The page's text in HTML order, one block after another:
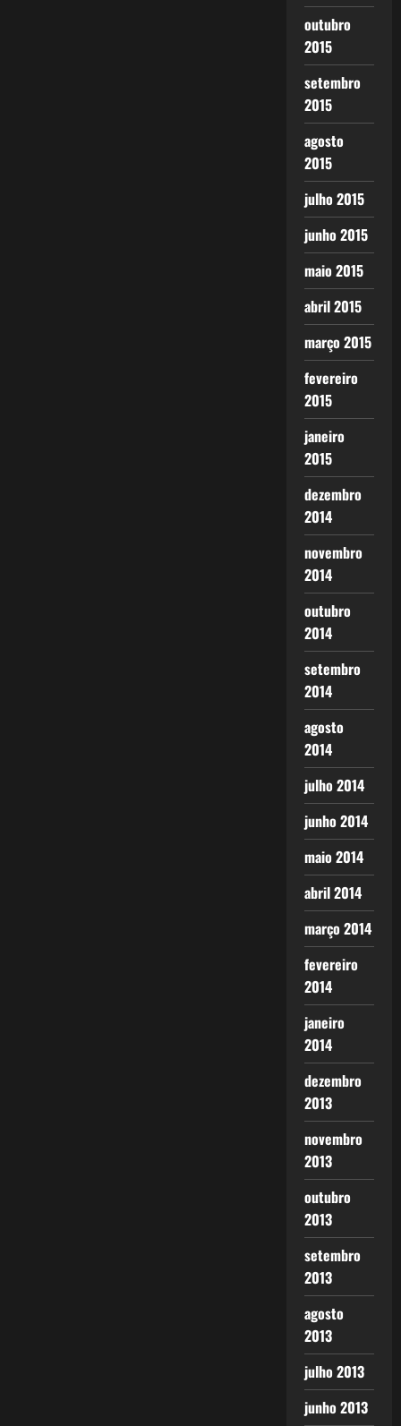
outubro
2015
setembro
2015
agosto
2015
julho 2015
junho 2015
maio 2015
abril 2015
março 2015
fevereiro
2015
janeiro
2015
dezembro
2014
novembro
2014
outubro
2014
setembro
2014
agosto
2014
julho 2014
junho 2014
maio 2014
abril 2014
março 2014
fevereiro
2014
janeiro
2014
dezembro
2013
novembro
2013
outubro
2013
setembro
2013
agosto
2013
julho 2013
junho 2013